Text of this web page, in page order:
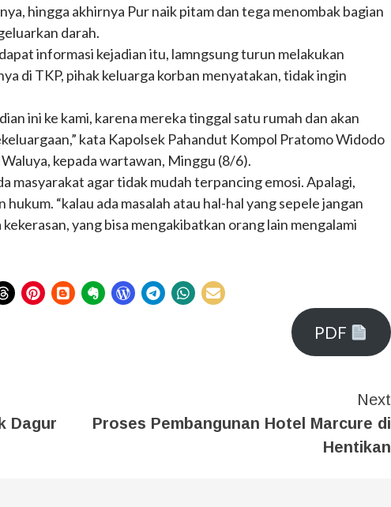
hingga akhirnya Pur naik pitam dan tega menombak bagian
darah.
informasi kejadian itu, lamngsung turun melakukan
di TKP, pihak keluarga korban menyatakan, tidak ingin
ini ke kami, karena mereka tinggal satu rumah dan akan
kata Kapolsek Pahandut Kompol Pratomo Widodo
kepada wartawan, Minggu (8/6).
masyarakat agar tidak mudah terpancing emosi. Apalagi,
“kalau ada masalah atau hal-hal yang sepele jangan
yang bisa mengakibatkan orang lain mengalami
PDF
Dagur
Next
Proses Pembangunan Hotel Marcure di
Hentikan